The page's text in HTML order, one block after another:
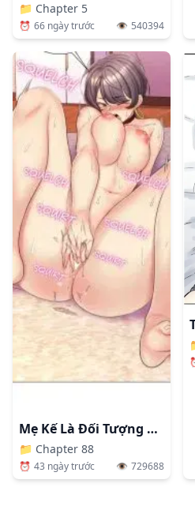
📁 Chapter 5
⏰ 66 ngày trước 👁️ 540394
Mẹ Kế Là Đối Tượng Làm Tình Của Tôi
📁 Chapter 88
⏰ 43 ngày trước 👁️ 729688